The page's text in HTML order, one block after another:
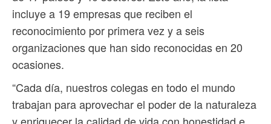
incluye a 19 empresas que reciben el
reconocimiento por primera vez y a seis
organizaciones que han sido reconocidas en 20
ocasiones.
“Cada día, nuestros colegas en todo el mundo
trabajan para aprovechar el poder de la naturaleza